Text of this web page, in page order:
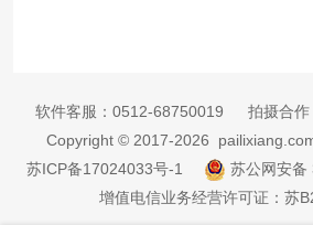
软件客服： 0512-68750019 拍摄合作
Copyright © 2017-2026
苏ICP备17024033号-1
苏公网安
增值电信业务经营许可证：苏